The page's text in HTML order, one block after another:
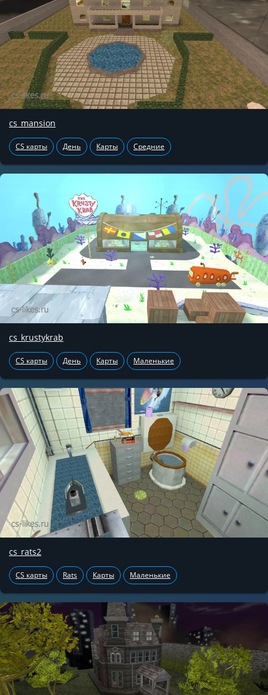
cs_mansion
CS карты День Карты Средние
cs_krustykrab
CS карты День Карты Маленькие
cs_rats2
CS карты Rats Карты Маленькие